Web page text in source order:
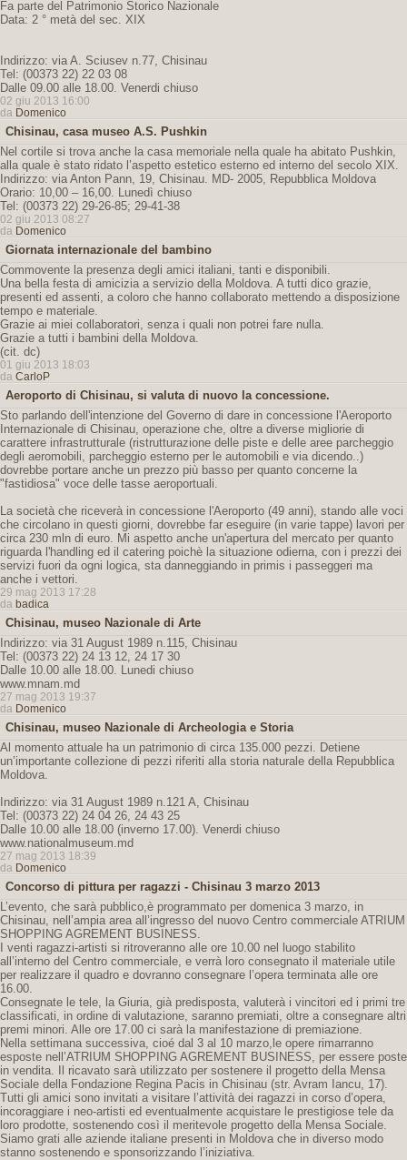
Fa parte del Patrimonio Storico Nazionale
Data: 2 ° metà del sec. XIX
Indirizzo: via A. Sciusev n.77, Chisinau
Tel: (00373 22) 22 03 08
Dalle 09.00 alle 18.00. Venerdi chiuso
02 giu 2013 16:00
da Domenico
Chisinau, casa museo A.S. Pushkin
Nel cortile si trova anche la casa memoriale nella quale ha abitato Pushkin,
alla quale è stato ridato l’aspetto estetico esterno ed interno del secolo XIX.
Indirizzo: via Anton Pann, 19, Chisinau. MD- 2005, Repubblica Moldova
Orario: 10,00 – 16,00. Lunedì chiuso
Tel: (00373 22) 29-26-85; 29-41-38
02 giu 2013 08:27
da Domenico
Giornata internazionale del bambino
Commovente la presenza degli amici italiani, tanti e disponibili.
Una bella festa di amicizia a servizio della Moldova. A tutti dico grazie,
presenti ed assenti, a coloro che hanno collaborato mettendo a disposizione
tempo e materiale.
Grazie ai miei collaboratori, senza i quali non potrei fare nulla.
Grazie a tutti i bambini della Moldova.
(cit. dc)
01 giu 2013 18:03
da CarloP
Aeroporto di Chisinau, si valuta di nuovo la concessione.
Sto parlando dell'intenzione del Governo di dare in concessione l'Aeroporto
Internazionale di Chisinau, operazione che, oltre a diverse migliorie di
carattere infrastrutturale (ristrutturazione delle piste e delle aree parcheggio
degli aeromobili, parcheggio esterno per le automobili e via dicendo..)
dovrebbe portare anche un prezzo più basso per quanto concerne la
"fastidiosa" voce delle tasse aeroportuali.
La società che riceverà in concessione l'Aeroporto (49 anni), stando alle voci
che circolano in questi giorni, dovrebbe far eseguire (in varie tappe) lavori per
circa 230 mln di euro. Mi aspetto anche un'apertura del mercato per quanto
riguarda l'handling ed il catering poichè la situazione odierna, con i prezzi dei
servizi fuori da ogni logica, sta danneggiando in primis i passeggeri ma
anche i vettori.
29 mag 2013 17:28
da badica
Chisinau, museo Nazionale di Arte
Indirizzo: via 31 August 1989 n.115, Chisinau
Tel: (00373 22) 24 13 12, 24 17 30
Dalle 10.00 alle 18.00. Lunedi chiuso
www.mnam.md
27 mag 2013 19:37
da Domenico
Chisinau, museo Nazionale di Archeologia e Storia
Al momento attuale ha un patrimonio di circa 135.000 pezzi. Detiene
un’importante collezione di pezzi riferiti alla storia naturale della Repubblica
Moldova.
Indirizzo: via 31 August 1989 n.121 A, Chisinau
Tel: (00373 22) 24 04 26, 24 43 25
Dalle 10.00 alle 18.00 (inverno 17.00). Venerdi chiuso
www.nationalmuseum.md
27 mag 2013 18:39
da Domenico
Concorso di pittura per ragazzi - Chisinau 3 marzo 2013
L’evento, che sarà pubblico,è programmato per domenica 3 marzo, in
Chisinau, nell’ampia area all’ingresso del nuovo Centro commerciale ATRIUM
SHOPPING AGREMENT BUSINESS.
I venti ragazzi-artisti si ritroveranno alle ore 10.00 nel luogo stabilito
all’interno del Centro commerciale, e verrà loro consegnato il materiale utile
per realizzare il quadro e dovranno consegnare l’opera terminata alle ore
16.00.
Consegnate le tele, la Giuria, già predisposta, valuterà i vincitori ed i primi tre
classificati, in ordine di valutazione, saranno premiati, oltre a consegnare altri
premi minori. Alle ore 17.00 ci sarà la manifestazione di premiazione.
Nella settimana successiva, cioé dal 3 al 10 marzo,le opere rimarranno
esposte nell’ATRIUM SHOPPING AGREMENT BUSINESS, per essere poste
in vendita. Il ricavato sarà utilizzato per sostenere il progetto della Mensa
Sociale della Fondazione Regina Pacis in Chisinau (str. Avram Iancu, 17).
Tutti gli amici sono invitati a visitare l’attività dei ragazzi in corso d’opera,
incoraggiare i neo-artisti ed eventualmente acquistare le prestigiose tele da
loro prodotte, sostenendo così il meritevole progetto della Mensa Sociale.
Siamo grati alle aziende italiane presenti in Moldova che in diverso modo
stanno sostenendo e sponsorizzando l’iniziativa.